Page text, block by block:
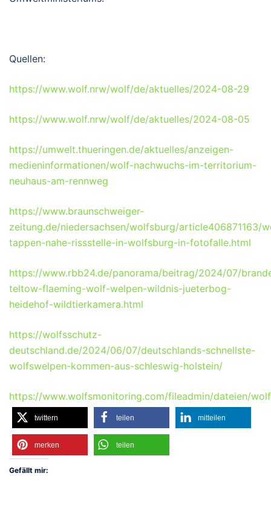
Quellen:
https://www.wolf.nrw/wolf/de/aktuelles/2024-08-29
https://www.wolf.nrw/wolf/de/aktuelles/2024-08-05
https://umwelt.thueringen.de/aktuelles/anzeigen-
medieninformationen/wolf-nachwuchs-im-territorium-
neuhaus-am-rennweg
https://www.braunschweiger-
zeitung.de/niedersachsen/wolfsburg/article406871163/
tappen-nahe-rissstelle-in-wolfsburg-in-fotofalle.html
https://www.rbb24.de/panorama/beitrag/2024/07/
teltow-flaeming-wolf-welpen-wildnis-jueterbog-
heidehof-wildtierkamera.html
https://wolfsschutz-
deutschland.de/2024/06/07/deutschlands-schnellste-
wolfswelpen-kommen-aus-schleswig-holstein/
https://www.wolfsmonitoring.com/fileadmin/dateien/
twittern teilen mitteilen
merken teilen
Gefällt mir: